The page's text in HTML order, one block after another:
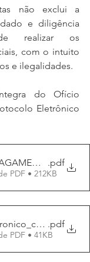
não exclui a
e diligência
realizar os
com o intuito
e ilegalidades.
do Ofício
Eletrônico
.pdf
PDF • 212KB
.pdf
PDF • 41KB